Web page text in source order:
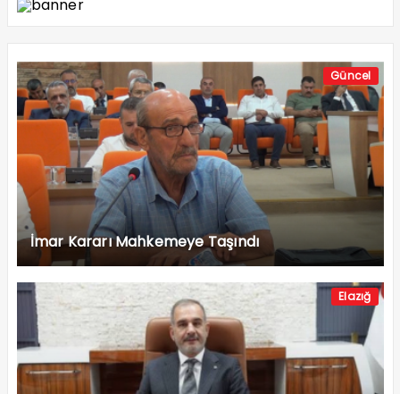
Güncel
İmar Kararı Mahkemeye Taşındı
Elazığ